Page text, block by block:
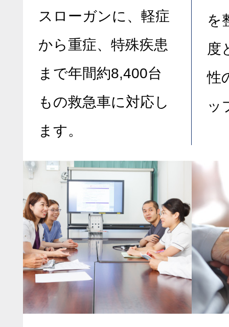
スローガンに、軽症
から重症、特殊疾患
まで年間約8,400台
もの救急車に対応し
ます。
を
度
性
ッ